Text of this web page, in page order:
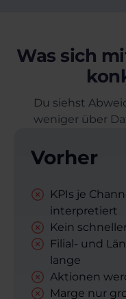
Was sich
Du siehst
weniger über
Vorher
KPIs je
interpretiert
Kein
Filial- und
lange
Aktionen
Marge nur